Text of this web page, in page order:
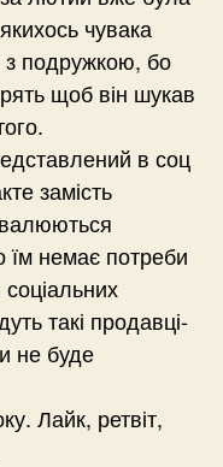
чувака
з подружкою, бо
щоб він шукав
в соц
замість
їм немає потреби
такі продавці-
не буде
Лайк, ретвіт,